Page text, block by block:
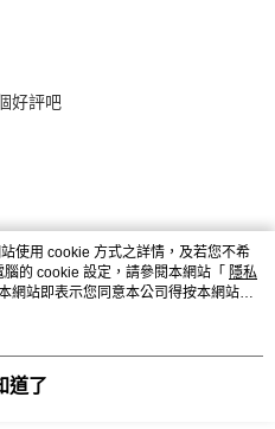
好評吧
使用 cookie 方式之詳情，及若您不希
的 cookie 設定，請參閱本網站「 隱私
網站即表示您同意本公司得按本網站使
道了